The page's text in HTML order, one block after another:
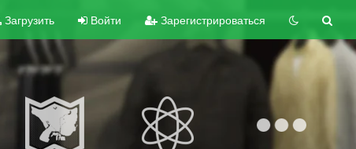
Загрузить Войти Зарегистрироваться